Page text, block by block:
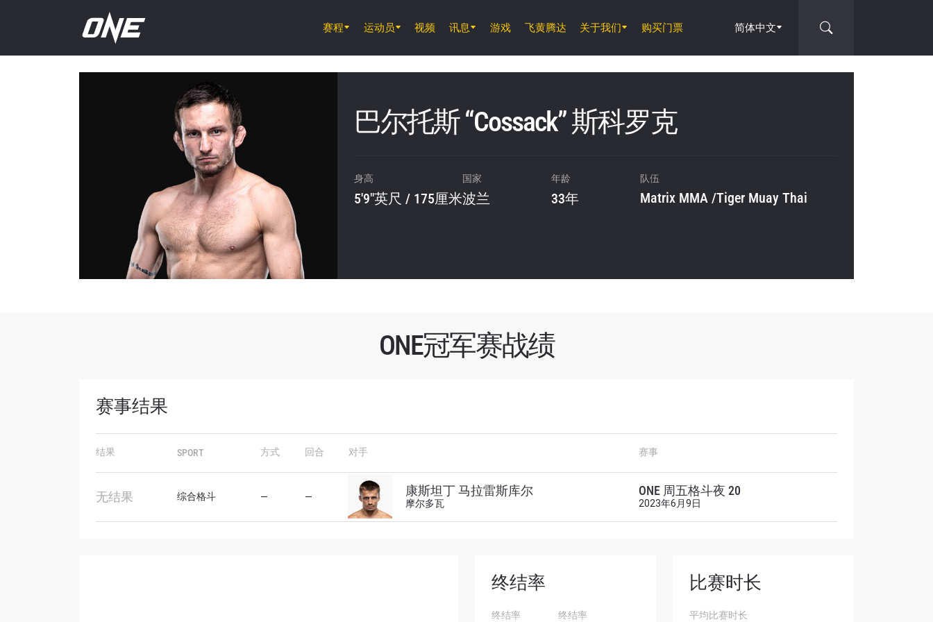
赛程
ONE 周五格斗夜 166
运动员 视频 讯息 游戏 飞黄腾达 关于我们 购买门票 简体中文
巴尔托斯 “Cossack” 斯科罗克
身高
5'9"英尺 / 175厘米
国家
波兰
年龄
33年
队伍
Matrix MMA /Tiger Muay Thai
ONE冠军赛战绩
赛事结果
结果 SPORT 方式 回合 对手 赛事
无结果 综合格斗 — — 康斯坦丁 马拉雷斯库尔
摩尔多瓦
ONE 周五格斗夜 20
2023年6月9日
终结率
终结率 终结率
比赛时长
平均比赛时长
对手
浏览了解更多
福利以及优先机遇获得直播场次的最佳座位！
邮箱